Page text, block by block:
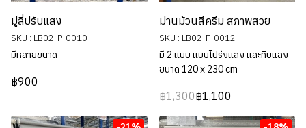
มู่ลี่ปรับแสง
SKU : LB02-P-0010
มีหลายขนาด
฿900
ม่านม้วนสีครีม สภาพสวย
SKU : LB02-F-0012
มี 2 แบบ แบบโปร่งแสง และทึบแสง
ขนาด 120 x 230 cm
฿1,300฿1,100